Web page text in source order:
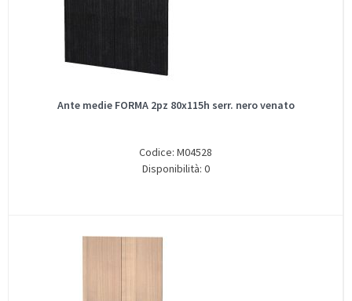
Ante medie FORMA 2pz 80x115h serr. nero venato
Codice: M04528
Disponibilità: 0